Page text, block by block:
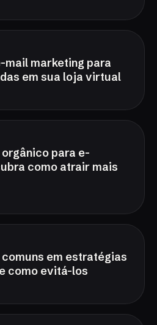
mail marketing para
em sua loja virtual
para e-
como atrair mais
em estratégias
como evitá-los